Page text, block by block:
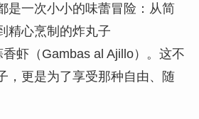
是一次小小的味蕾冒险：从简
精心烹制的炸丸子
香虾（Gambas al Ajillo）。这不
，更是为了享受那种自由、随